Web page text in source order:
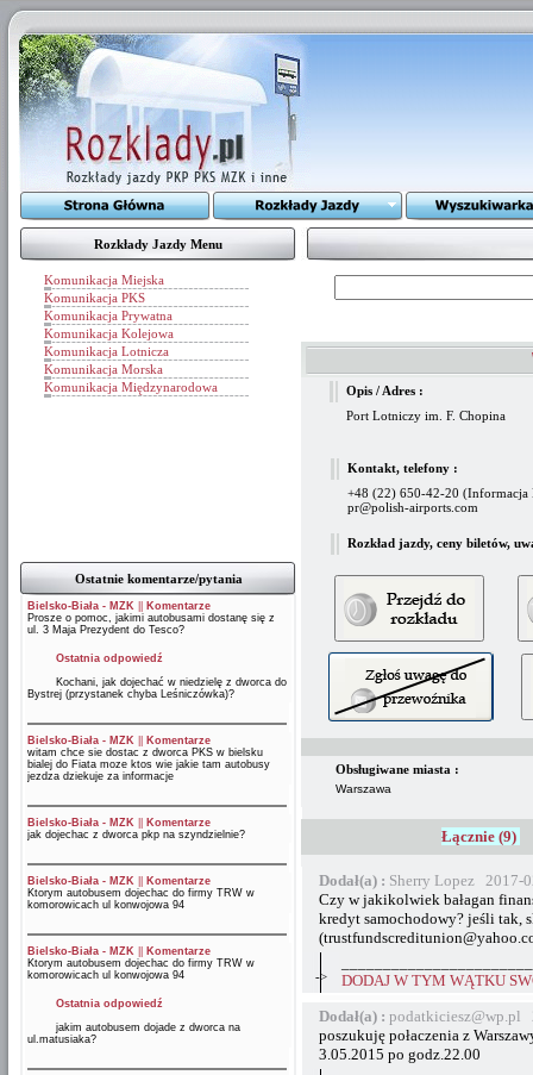
Rozkłady Jazdy Menu
Komunikacja Miejska
Komunikacja PKS
Komunikacja Prywatna
Komunikacja Kolejowa
Komunikacja Lotnicza
Komunikacja Morska
Komunikacja Międzynarodowa
Ostatnie komentarze/pytania
Bielsko-Biała - MZK
Komentarze
Prosze o pomoc, jakimi autobusami dostanę się z
ul. 3 Maja Prezydent do Tesco?
Ostatnia odpowiedź
Kochani, jak dojechać w niedzielę z dworca do
Bystrej (przystanek chyba Leśniczówka)?
Bielsko-Biała - MZK
Komentarze
witam chce sie dostac z dworca PKS w bielsku
bialej do Fiata moze ktos wie jakie tam autobusy
jezdza dziekuje za informacje
Bielsko-Biała - MZK
Komentarze
jak dojechac z dworca pkp na szyndzielnie?
Bielsko-Biała - MZK
Komentarze
Ktorym autobusem dojechac do firmy TRW w
komorowicach ul konwojowa 94
Bielsko-Biała - MZK
Komentarze
Ktorym autobusem dojechac do firmy TRW w
komorowicach ul konwojowa 94
Ostatnia odpowiedź
jakim autobusem dojade z dworca na
ul.matusiaka?
Opis / Adres :
Port Lotniczy im. F. Chopina
Kontakt, telefony :
+48 (22) 650-42-20 (Informacja
pr@polish-airports.com
Rozkład jazdy, ceny biletów,
Obsługiwane miasta :
Warszawa
Łącznie (9)
Dodał(a) : Sherry Lopez 2017-
Czy w jakikolwiek bałagan
kredyt samochodowy? jeśli tak,
->
DODAJ W TYM WĄTKU
Dodał(a) : podatkiciesz@wp.pl
poszukuję połaczenia z
3.05.2015 po godz.22.00